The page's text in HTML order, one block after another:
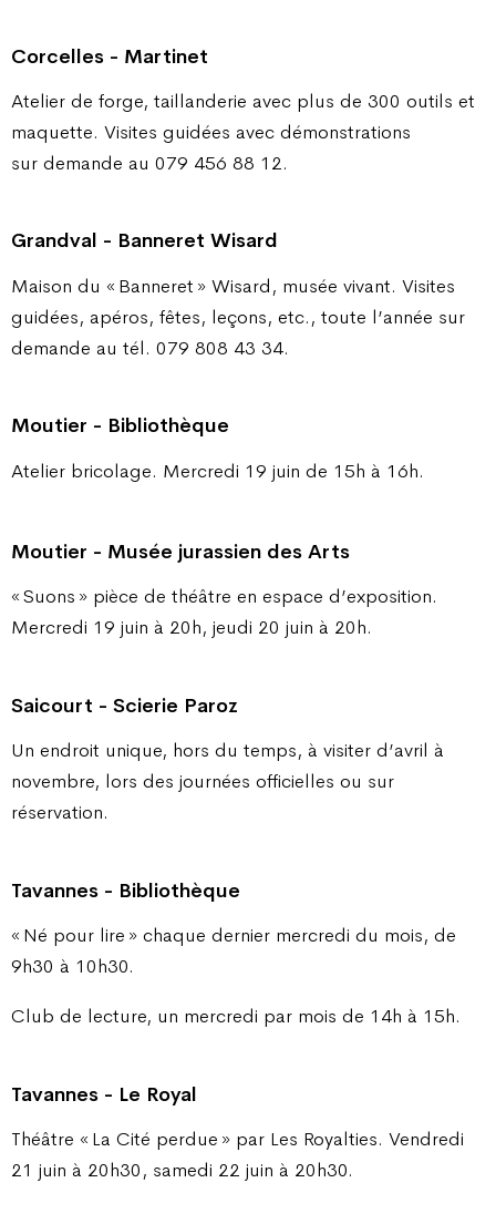
Corcelles - Martinet
Atelier de forge, taillanderie avec plus de 300 outils et
maquette. Visites guidées avec démonstrations
sur demande au 079 456 88 12.
Grandval - Banneret Wisard
Maison du « Banneret » Wisard, musée vivant. Visites
guidées, apéros, fêtes, leçons, etc., toute l’année sur
demande au tél. 079 808 43 34.
Moutier - Bibliothèque
Atelier bricolage. Mercredi 19 juin de 15h à 16h.
Moutier - Musée jurassien des Arts
« Suons » pièce de théâtre en espace d’exposition.
Mercredi 19 juin à 20h, jeudi 20 juin à 20h.
Saicourt - Scierie Paroz
Un endroit unique, hors du temps, à visiter d’avril à
novembre, lors des journées officielles ou sur
réservation.
Tavannes - Bibliothèque
« Né pour lire » chaque dernier mercredi du mois, de
9h30 à 10h30.
Club de lecture, un mercredi par mois de 14h à 15h.
Tavannes - Le Royal
Théâtre « La Cité perdue » par Les Royalties. Vendredi
21 juin à 20h30, samedi 22 juin à 20h30.